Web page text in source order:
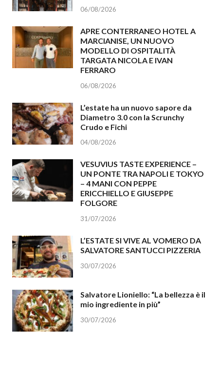
06/08/2026
APRE CONTERRANEO HOTEL A
MARCIANISE, UN NUOVO
MODELLO DI OSPITALITÀ
TARGATA NICOLA E IVAN
FERRARO
06/08/2026
L’estate ha un nuovo sapore da
Diametro 3.0 con la Scrunchy
Crudo e Fichi
04/08/2026
VESUVIUS TASTE EXPERIENCE –
UN PONTE TRA NAPOLI E TOKYO
– 4 MANI CON PEPPE
ERICCHIELLO E GIUSEPPE
FOLGORE
31/07/2026
L’ESTATE SI VIVE AL VOMERO DA
SALVATORE SANTUCCI PIZZERIA
30/07/2026
Salvatore Lioniello: “La bellezza è il
mio ingrediente in più”
30/07/2026